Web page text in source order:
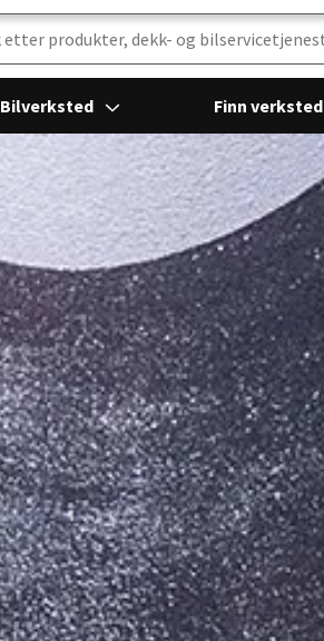
Bilverksted Finn verksted